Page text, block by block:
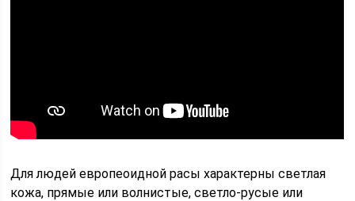
Для людей европеоидной расы характерны светлая
кожа, прямые или волнистые, светло-русые или